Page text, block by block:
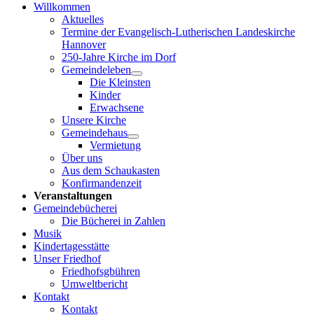
Willkommen
Aktuelles
Termine der Evangelisch-Lutherischen Landeskirche
Hannover
250-Jahre Kirche im Dorf
Gemeindeleben
Die Kleinsten
Kinder
Erwachsene
Unsere Kirche
Gemeindehaus
Vermietung
Über uns
Aus dem Schaukasten
Konfirmandenzeit
Veranstaltungen
Gemeindebücherei
Die Bücherei in Zahlen
Musik
Kindertagesstätte
Unser Friedhof
Friedhofsgbühren
Umweltbericht
Kontakt
Kontakt